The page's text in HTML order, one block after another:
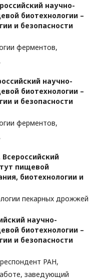
научно-
биотехнологии –
и безопасности
ферментов,
научно-
биотехнологии –
и безопасности
ферментов,
Всероссийский
пищевой
биотехнологии и
пекарных дрожжей
научно-
биотехнологии –
и безопасности
РАН,
заведующий